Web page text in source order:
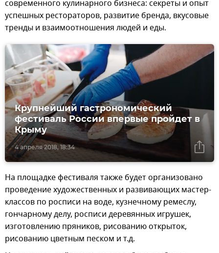
современного кулинарного бизнеса: секреты и опыт
успешных рестораторов, развитие бренда, вкусовые
тренды и взаимоотношения людей и еды.
4 апреля 2018, 18:34
Крупнейший гастрономический
фестиваль России впервые пройдет в
Крыму
На площадке фестиваля также будет организовано
проведение художественных и развивающих мастер-
классов по росписи на воде, кузнечному ремеслу,
гончарному делу, росписи деревянных игрушек,
изготовлению пряников, рисованию открыток,
рисованию цветным песком и т.д.